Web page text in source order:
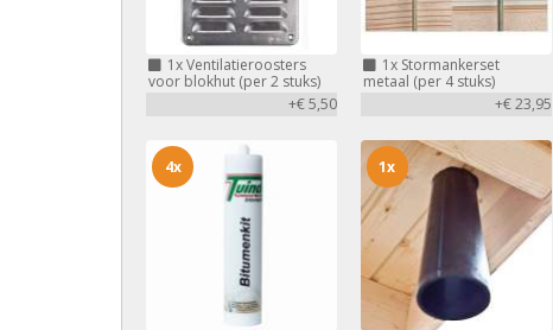
1xVentilatieroosters
voor blokhut (per 2 stuks)
+€ 5,50
1xStormankerset
metaal (per 4 stuks)
+€ 23,95
4x 1x